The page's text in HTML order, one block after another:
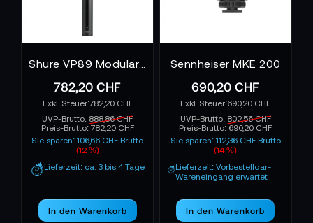
782,20 CHF
782,20 CHF
UVP-Brutto: 888,86 CHF
Preis-Brutto: 782,20 CHF
Sie sparen: 106,66 CHF Brutto
(12 %)
Lieferzeit: ca. 3 bis 4 Tage
In den Warenkorb
Sennheiser MKE 200
690,20 CHF
690,20 CHF
UVP-Brutto: 802,56 CHF
Preis-Brutto: 690,20 CHF
Sie sparen: 112,36 CHF Brutto
(14 %)
Lieferzeit: Vorbestelldar-
Wareneingang erwartet
In den Warenkorb